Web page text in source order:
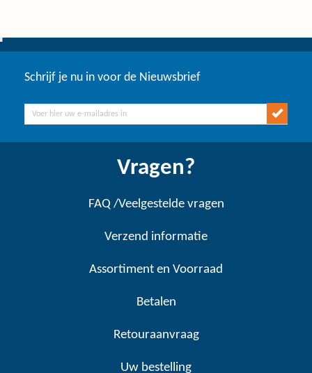
Schrijf je nu in voor de Nieuwsbrief
Vragen?
FAQ /Veelgestelde vragen
Verzend informatie
Assortiment en Voorraad
Betalen
Retouraanvraag
Uw bestelling